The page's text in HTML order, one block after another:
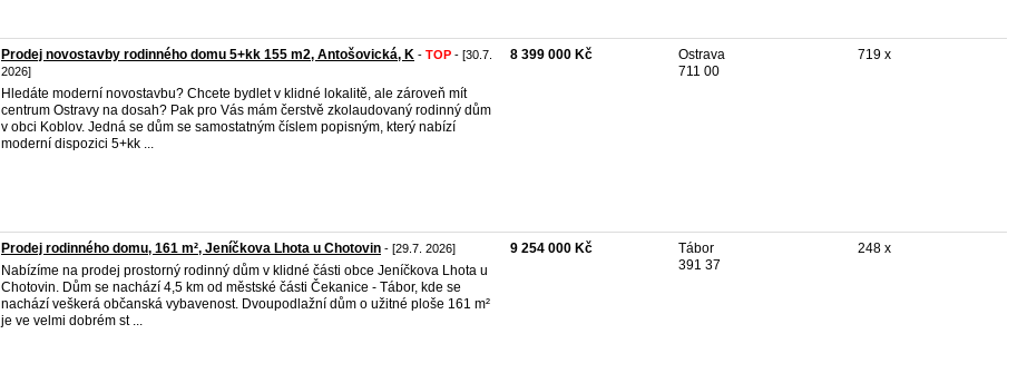
Prodej novostavby rodinného domu 5+kk 155 m2, Antošovická, K - TOP - [30.7.
2026]
Hledáte moderní novostavbu? Chcete bydlet v klidné lokalitě, ale zároveň mít
centrum Ostravy na dosah? Pak pro Vás mám čerstvě zkolaudovaný rodinný dům
v obci Koblov. Jedná se dům se samostatným číslem popisným, který nabízí
moderní dispozici 5+kk ...
8 399 000 Kč
Ostrava
711 00
719 x
Prodej rodinného domu, 161 m², Jeníčkova Lhota u Chotovin - [29.7. 2026]
Nabízíme na prodej prostorný rodinný dům v klidné části obce Jeníčkova Lhota u
Chotovin. Dům se nachází 4,5 km od městské části Čekanice - Tábor, kde se
nachází veškerá občanská vybavenost. Dvoupodlažní dům o užitné ploše 161 m²
je ve velmi dobrém st ...
9 254 000 Kč
Tábor
391 37
248 x